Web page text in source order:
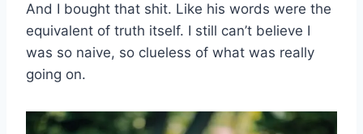
And I bought that shit. Like his words were the
equivalent of truth itself. I still can’t believe I
was so naive, so clueless of what was really
going on.